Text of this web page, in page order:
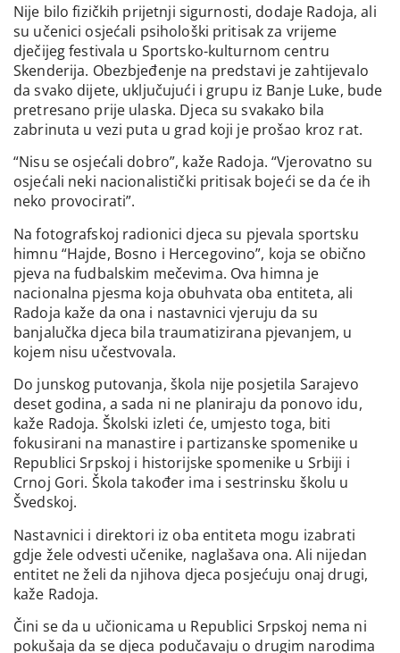
Nije bilo fizičkih prijetnji sigurnosti, dodaje Radoja, ali
su učenici osjećali psihološki pritisak za vrijeme
dječijeg festivala u Sportsko-kulturnom centru
Skenderija. Obezbjeđenje na predstavi je zahtijevalo
da svako dijete, uključujući i grupu iz Banje Luke, bude
pretresano prije ulaska. Djeca su svakako bila
zabrinuta u vezi puta u grad koji je prošao kroz rat.
“Nisu se osjećali dobro”, kaže Radoja. “Vjerovatno su
osjećali neki nacionalistički pritisak bojeći se da će ih
neko provocirati”.
Na fotografskoj radionici djeca su pjevala sportsku
himnu “Hajde, Bosno i Hercegovino”, koja se obično
pjeva na fudbalskim mečevima. Ova himna je
nacionalna pjesma koja obuhvata oba entiteta, ali
Radoja kaže da ona i nastavnici vjeruju da su
banjalučka djeca bila traumatizirana pjevanjem, u
kojem nisu učestvovala.
Do junskog putovanja, škola nije posjetila Sarajevo
deset godina, a sada ni ne planiraju da ponovo idu,
kaže Radoja. Školski izleti će, umjesto toga, biti
fokusirani na manastire i partizanske spomenike u
Republici Srpskoj i historijske spomenike u Srbiji i
Crnoj Gori. Škola također ima i sestrinsku školu u
Švedskoj.
Nastavnici i direktori iz oba entiteta mogu izabrati
gdje žele odvesti učenike, naglašava ona. Ali nijedan
entitet ne želi da njihova djeca posjećuju onaj drugi,
kaže Radoja.
Čini se da u učionicama u Republici Srpskoj nema ni
pokušaja da se djeca podučavaju o drugim narodima